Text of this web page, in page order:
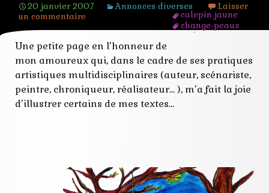
20 janvier 2007 Annonces diverses
calepin jaune
change-peaux
crylique
encre sépia
illustrateur
le carnaval du
lazaret
outremonde
Laisser
un commentaire
Une petite page en l’honneur de
mon amoureux qui, dans le cadre de ses pratiques
artistiques multidisciplinaires (auteur, scénariste,
peintre, chroniqueur, réalisateur… ), m’a fait la joie
d’illustrer certains de mes textes…